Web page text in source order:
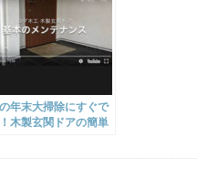
年末大掃除にすぐで
木製玄関ドアの簡単